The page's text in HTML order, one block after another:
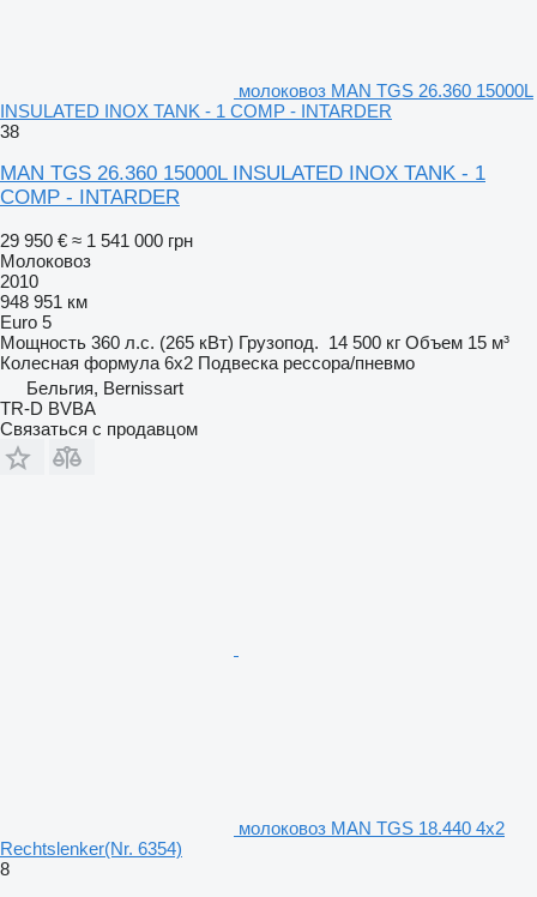
молоковоз MAN TGS 26.360 15000L
INSULATED INOX TANK - 1 COMP - INTARDER
38
MAN TGS 26.360 15000L INSULATED INOX TANK - 1
COMP - INTARDER
29 950 € ≈ 1 541 000 грн
Молоковоз
2010
948 951 км
Euro 5
Мощность 360 л.с. (265 кВт) Грузопод. 14 500 кг Объем 15 м³
Колесная формула 6x2 Подвеска рессора/пневмо
Бельгия, Bernissart
TR-D BVBA
Связаться с продавцом
молоковоз MAN TGS 18.440 4x2
Rechtslenker(Nr. 6354)
8